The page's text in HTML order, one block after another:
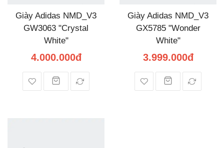
Giày Adidas NMD_V3
GW3063 "Crystal
White"
4.000.000đ
Giày Adidas NMD_V3
GX5785 "Wonder
White"
3.999.000đ